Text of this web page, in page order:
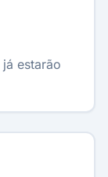
estarão